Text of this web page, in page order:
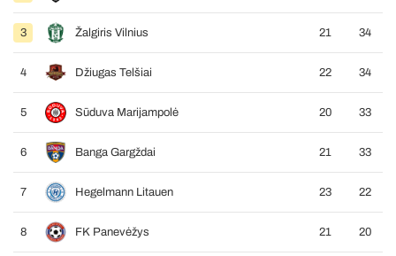
3 Žalgiris Vilnius 21 34
4 Džiugas Telšiai 22 34
5 Sūduva Marijampolė 20 33
6 Banga Gargždai 21 33
7 Hegelmann Litauen 23 22
8 FK Panevėžys 21 20